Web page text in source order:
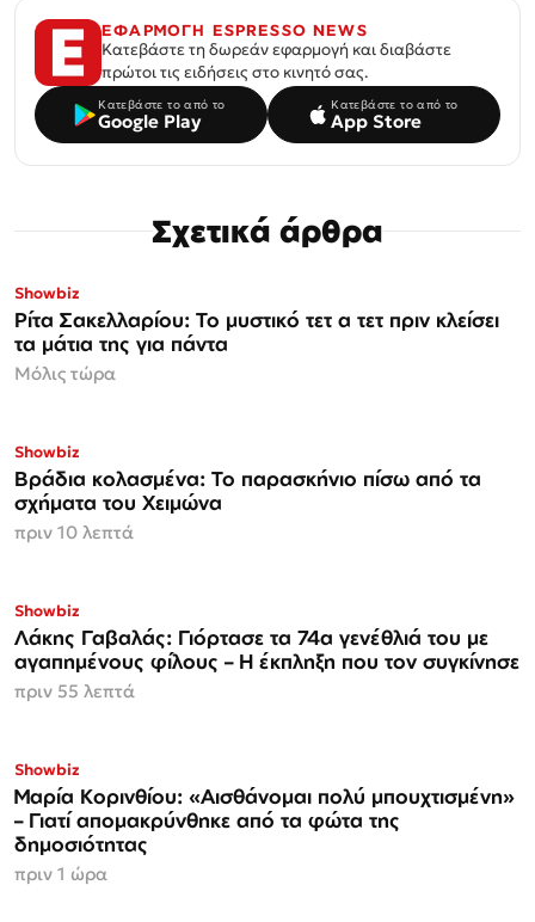
ΕΦΑΡΜΟΓΗ ESPRESSO NEWS
Κατεβάστε τη δωρεάν εφαρμογή και διαβάστε
πρώτοι τις ειδήσεις στο κινητό σας.
Κατεβάστε το από το
Google Play
Κατεβάστε το από το
App Store
Σχετικά άρθρα
ΜΟΝΟ ΣΤΗΝ
Espresso
Showbiz
Ρίτα Σακελλαρίου: Το μυστικό τετ α τετ πριν κλείσει
τα μάτια της για πάντα
Μόλις τώρα
Showbiz
Βράδια κολασμένα: Το παρασκήνιο πίσω από τα
σχήματα του Χειμώνα
πριν 10 λεπτά
Showbiz
Λάκης Γαβαλάς: Γιόρτασε τα 74α γενέθλιά του με
αγαπημένους φίλους – Η έκπληξη που τον συγκίνησε
πριν 55 λεπτά
Showbiz
Μαρία Κορινθίου: «Αισθάνομαι πολύ μπουχτισμένη»
– Γιατί απομακρύνθηκε από τα φώτα της
δημοσιότητας
πριν 1 ώρα